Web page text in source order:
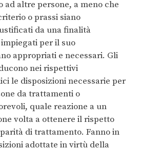
ad altre persone, a meno che
o prassi siano
da una finalità
per il suo
appropriati e necessari. Gli
nei rispettivi
le disposizioni necessarie per
da trattamenti o
quale reazione a un
volta a ottenere il rispetto
di trattamento. Fanno in
adottate in virtù della